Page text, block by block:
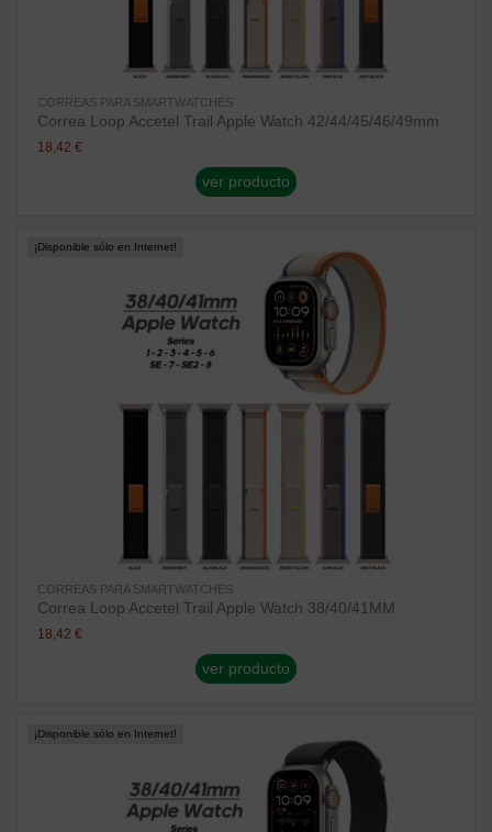
CORREAS PARA SMARTWATCHES
Correa Loop Accetel Trail Apple Watch 42/44/45/46/49mm
18,42 €
ver producto
¡Disponible sólo en Internet!
CORREAS PARA SMARTWATCHES
Correa Loop Accetel Trail Apple Watch 38/40/41MM
18,42 €
ver producto
¡Disponible sólo en Internet!